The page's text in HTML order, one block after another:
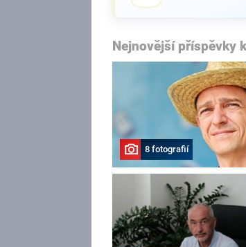
Nejnovější příspěvky
8 fotografií